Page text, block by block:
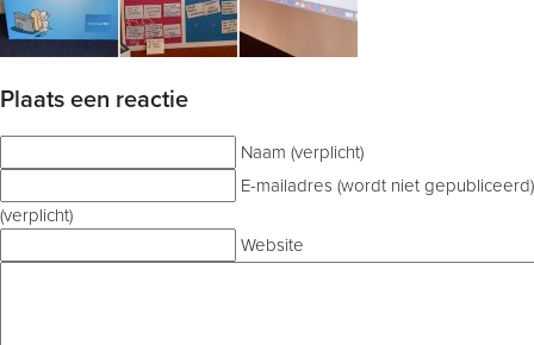
Plaats een reactie
Naam (verplicht)
E-mailadres (wordt niet gepubliceerd)
(verplicht)
Website